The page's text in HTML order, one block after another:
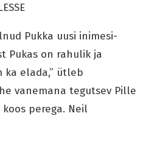
Pukka uusi inimesi-
Pukas on rahulik ja
ka elada,” ütleb
vanemana tegutsev Pille
perega. Neil